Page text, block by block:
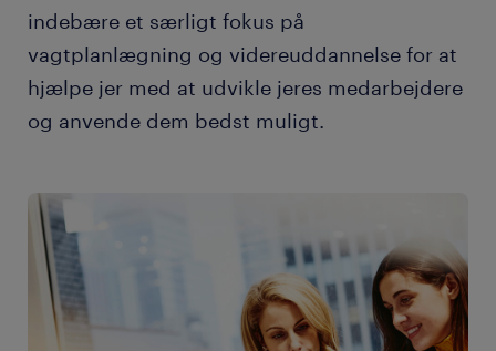
indebære et særligt fokus på
vagtplanlægning og videreuddannelse for at
hjælpe jer med at udvikle jeres medarbejdere
og anvende dem bedst muligt.